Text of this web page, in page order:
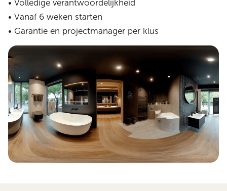
• Volledige verantwoordelijkheid
• Vanaf 6 weken starten
• Garantie en projectmanager per klus